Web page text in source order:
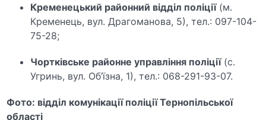
Кременецький районний відділ поліції(м.
Кременець, вул. Драгоманова, 5), тел.: 097-104-
75-28;
Чортківське районне управління поліції(с.
Угринь, вул. Об’їзна, 1), тел.: 068-291-93-07.
Фото: відділ комунікації поліції Тернопільської
області